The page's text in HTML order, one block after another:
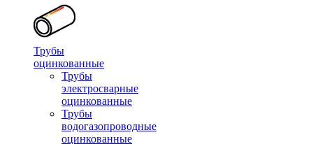
Трубы
оцинкованные
Трубы
электросварные
оцинкованные
Трубы
водогазопроводные
оцинкованные